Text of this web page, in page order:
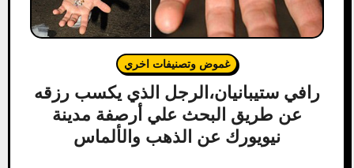
غموض وتصنيفات اخري
رافي ستيبانيان،الرجل الذي يكسب رزقه
عن طريق البحث علي أرصفة مدينة
نيويورك عن الذهب والألماس